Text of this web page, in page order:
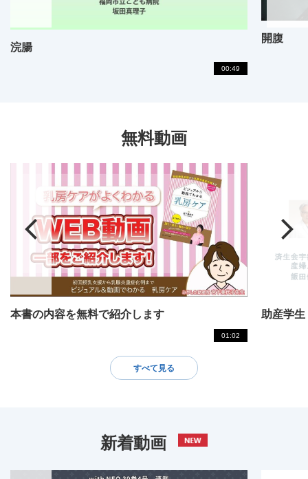
浣腸
00:49
開腹
無料動画
本書の内容を無料で紹介します
01:02
助産学生
すべて見る
新着動画